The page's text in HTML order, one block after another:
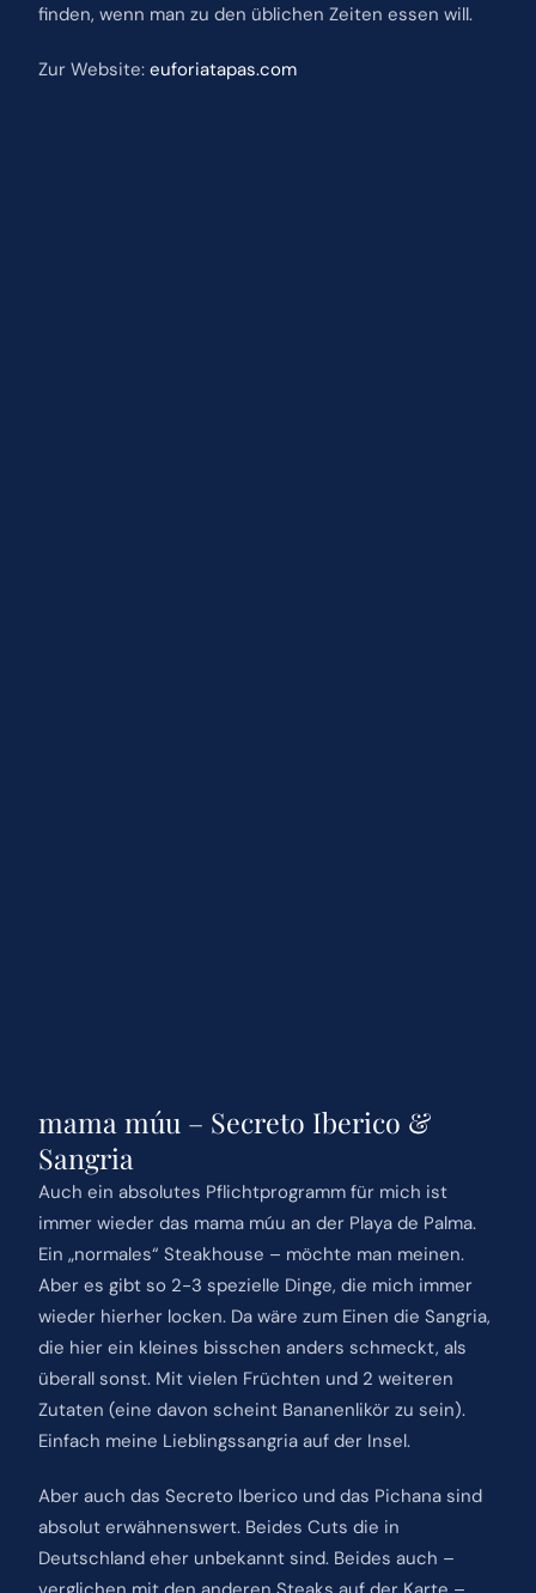
finden, wenn man zu den üblichen Zeiten essen will.
Zur Website: euforiatapas.com
mama múu – Secreto Iberico &
Sangria
Auch ein absolutes Pflichtprogramm für mich ist
immer wieder das mama múu an der Playa de Palma.
Ein „normales“ Steakhouse – möchte man meinen.
Aber es gibt so 2-3 spezielle Dinge, die mich immer
wieder hierher locken. Da wäre zum Einen die Sangria,
die hier ein kleines bisschen anders schmeckt, als
überall sonst. Mit vielen Früchten und 2 weiteren
Zutaten (eine davon scheint Bananenlikör zu sein).
Einfach meine Lieblingssangria auf der Insel.
Aber auch das Secreto Iberico und das Pichana sind
absolut erwähnenswert. Beides Cuts die in
Deutschland eher unbekannt sind. Beides auch –